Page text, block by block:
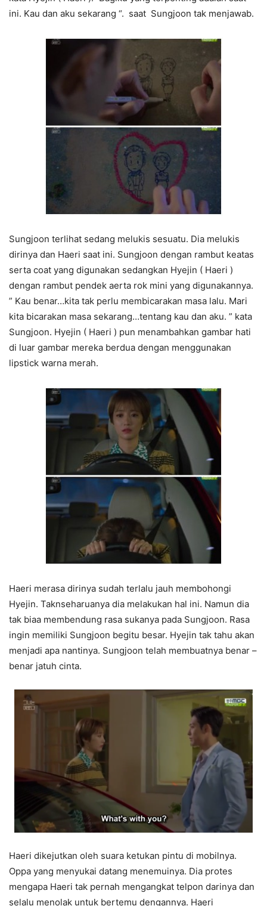
ini. Kau dan aku sekarang “. saat Sungjoon tak menjawab.
Sungjoon terlihat sedang melukis sesuatu. Dia melukis
dirinya dan Haeri saat ini. Sungjoon dengan rambut keatas
serta coat yang digunakan sedangkan Hyejin ( Haeri )
dengan rambut pendek aerta rok mini yang digunakannya.
” Kau benar…kita tak perlu membicarakan masa lalu. Mari
kita bicarakan masa sekarang…tentang kau dan aku. ” kata
Sungjoon. Hyejin ( Haeri ) pun menambahkan gambar hati
di luar gambar mereka berdua dengan menggunakan
lipstick warna merah.
Haeri merasa dirinya sudah terlalu jauh membohongi
Hyejin. Taknseharuanya dia melakukan hal ini. Namun dia
tak biaa membendung rasa sukanya pada Sungjoon. Rasa
ingin memiliki Sungjoon begitu besar. Hyejin tak tahu akan
menjadi apa nantinya. Sungjoon telah membuatnya benar –
benar jatuh cinta.
Haeri dikejutkan oleh suara ketukan pintu di mobilnya.
Oppa yang menyukai datang menemuinya. Dia protes
mengapa Haeri tak pernah mengangkat telpon darinya dan
selalu menolak untuk bertemu dengannya. Haeri